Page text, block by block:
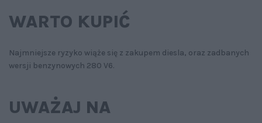
WARTO KUPIĆ
Najmniejsze ryzyko wiąże się z zakupem diesla, oraz zadbanych
wersji benzynowych 280 V6.
UWAŻAJ NA